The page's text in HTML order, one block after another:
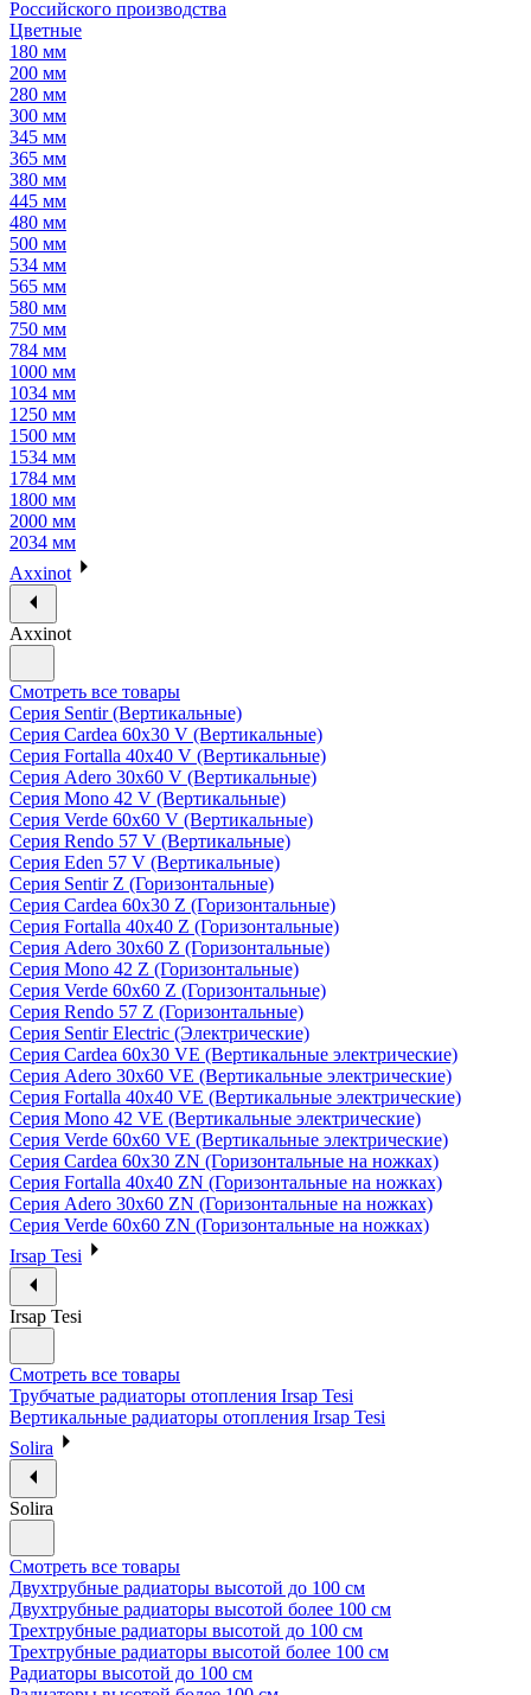
Российского производства
Цветные
180 мм
200 мм
280 мм
300 мм
345 мм
365 мм
380 мм
445 мм
480 мм
500 мм
534 мм
565 мм
580 мм
750 мм
784 мм
1000 мм
1034 мм
1250 мм
1500 мм
1534 мм
1784 мм
1800 мм
2000 мм
2034 мм
Axxinot
Axxinot
Смотреть все товары
Серия Sentir (Вертикальные)
Серия Cardea 60х30 V (Вертикальные)
Серия Fortalla 40х40 V (Вертикальные)
Серия Adero 30х60 V (Вертикальные)
Серия Mono 42 V (Вертикальные)
Серия Verde 60х60 V (Вертикальные)
Серия Rendo 57 V (Вертикальные)
Серия Eden 57 V (Вертикальные)
Серия Sentir Z (Горизонтальные)
Серия Cardea 60х30 Z (Горизонтальные)
Серия Fortalla 40х40 Z (Горизонтальные)
Серия Adero 30х60 Z (Горизонтальные)
Серия Mono 42 Z (Горизонтальные)
Серия Verde 60х60 Z (Горизонтальные)
Серия Rendo 57 Z (Горизонтальные)
Серия Sentir Electric (Электрические)
Серия Cardea 60х30 VE (Вертикальные электрические)
Серия Adero 30х60 VE (Вертикальные электрические)
Серия Fortalla 40х40 VE (Вертикальные электрические)
Серия Mono 42 VE (Вертикальные электрические)
Серия Verde 60х60 VE (Вертикальные электрические)
Серия Cardea 60х30 ZN (Горизонтальные на ножках)
Серия Fortalla 40х40 ZN (Горизонтальные на ножках)
Серия Adero 30х60 ZN (Горизонтальные на ножках)
Серия Verde 60х60 ZN (Горизонтальные на ножках)
Irsap Tesi
Irsap Tesi
Смотреть все товары
Трубчатые радиаторы отопления Irsap Tesi
Вертикальные радиаторы отопления Irsap Tesi
Solira
Solira
Смотреть все товары
Двухтрубные радиаторы высотой до 100 см
Двухтрубные радиаторы высотой более 100 см
Трехтрубные радиаторы высотой до 100 см
Трехтрубные радиаторы высотой более 100 см
Радиаторы высотой до 100 см